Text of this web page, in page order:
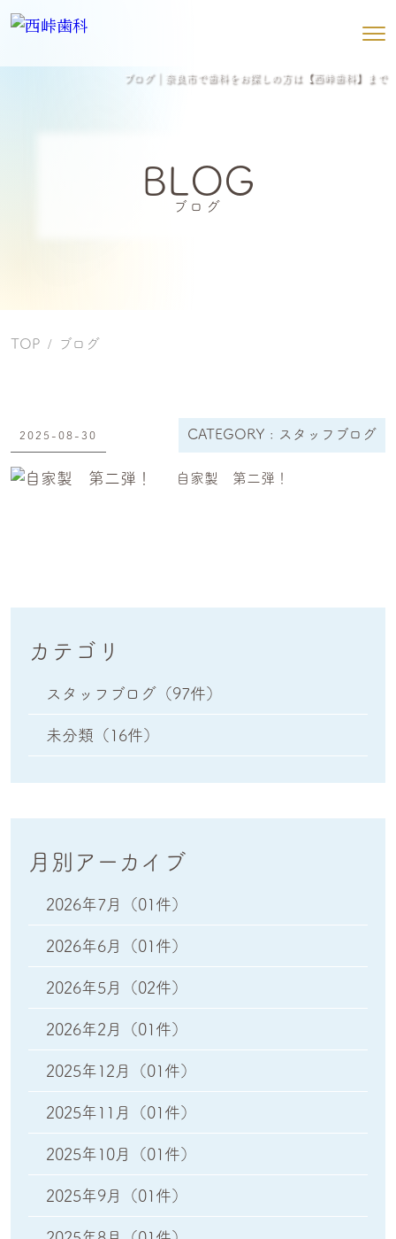
ブログ｜奈良市で歯科をお探しの方は【西峠歯科】まで
BLOG
ブログ
TOP ブログ
2025-08-30 CATEGORY : スタッフブログ
自家製 第二弾！
カテゴリ
スタッフブログ （97件）
未分類 （16件）
月別アーカイブ
2026年7月 （01件）
2026年6月 （01件）
2026年5月 （02件）
2026年2月 （01件）
2025年12月 （01件）
2025年11月 （01件）
2025年10月 （01件）
2025年9月 （01件）